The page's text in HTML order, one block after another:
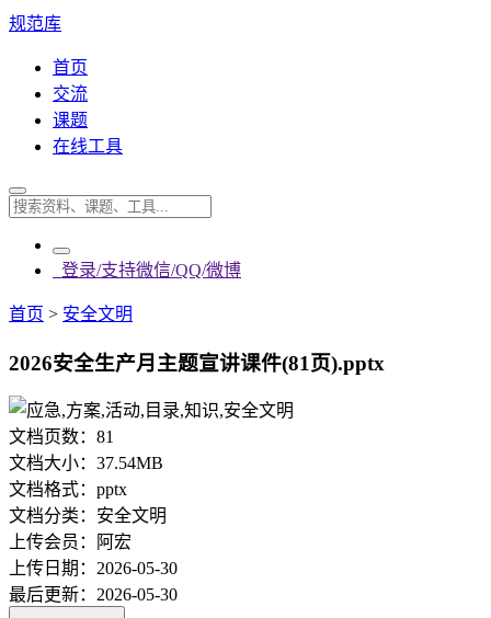
规范库
首页
交流
课题
在线工具
登录/支持微信/QQ/微博
首页 > 安全文明
2026安全生产月主题宣讲课件(81页).pptx
文档页数： 81
文档大小： 37.54MB
文档格式： pptx
文档分类： 安全文明
上传会员：
阿宏
上传日期： 2026-05-30
最后更新： 2026-05-30